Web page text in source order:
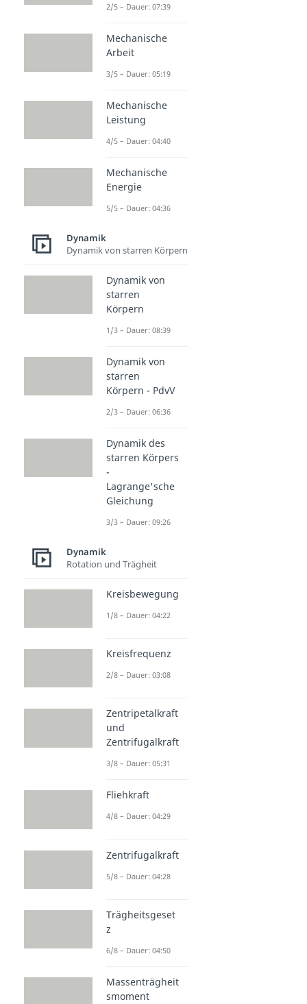
2/5 – Dauer: 07:39
Mechanische
Arbeit
3/5 – Dauer: 05:19
Mechanische
Leistung
4/5 – Dauer: 04:40
Mechanische
Energie
5/5 – Dauer: 04:36
Dynamik
Dynamik von starren Körpern
Dynamik von
starren
Körpern
1/3 – Dauer: 08:39
Dynamik von
starren
Körpern - PdvV
2/3 – Dauer: 06:36
Dynamik des
starren Körpers
-
Lagrange'sche
Gleichung
3/3 – Dauer: 09:26
Dynamik
Rotation und Trägheit
Kreisbewegung
1/8 – Dauer: 04:22
Kreisfrequenz
2/8 – Dauer: 03:08
Zentripetalkraft
und
Zentrifugalkraft
3/8 – Dauer: 05:31
Fliehkraft
4/8 – Dauer: 04:29
Zentrifugalkraft
5/8 – Dauer: 04:28
Trägheitsgeset
z
6/8 – Dauer: 04:50
Massenträgheit
smoment